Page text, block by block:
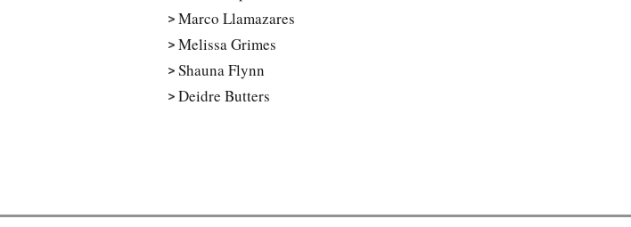
Marco Llamazares
Melissa Grimes
Shauna Flynn
Deidre Butters